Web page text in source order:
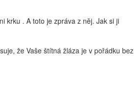
krku . A toto je zpráva z něj. Jak si ji
že Vaše štítná žláza je v pořádku bez